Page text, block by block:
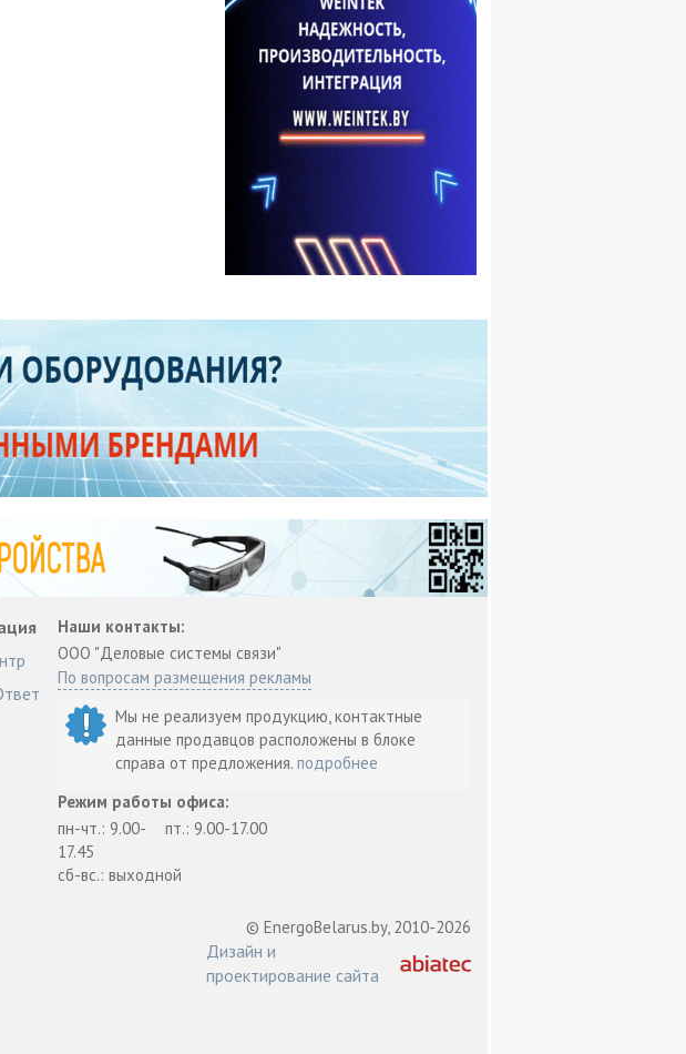
Наши контакты:
ООО "Деловые системы связи"
По вопросам размещения рекламы
Мы не реализуем продукцию, контактные
данные продавцов расположены в блоке
справа от предложения.подробнее
Режим работы офиса:
пн-чт.: 9.00-
17.45
пт.: 9.00-17.00
сб-вс.: выходной
© EnergoBelarus.by, 2010-2026
Дизайн и
проектирование сайта